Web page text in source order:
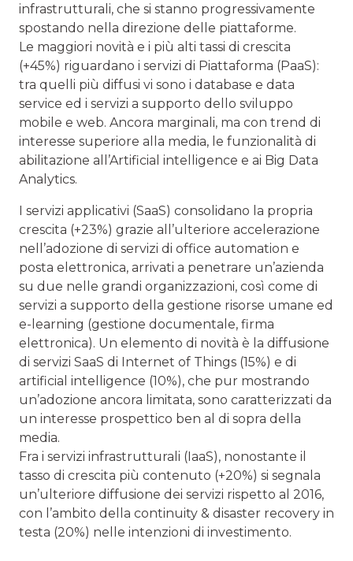
infrastrutturali, che si stanno progressivamente
spostando nella direzione delle piattaforme.
Le maggiori novità e i più alti tassi di crescita
(+45%) riguardano i servizi di Piattaforma (PaaS):
tra quelli più diffusi vi sono i database e data
service ed i servizi a supporto dello sviluppo
mobile e web. Ancora marginali, ma con trend di
interesse superiore alla media, le funzionalità di
abilitazione all’Artificial intelligence e ai Big Data
Analytics.
I servizi applicativi (SaaS) consolidano la propria
crescita (+23%) grazie all’ulteriore accelerazione
nell’adozione di servizi di office automation e
posta elettronica, arrivati a penetrare un’azienda
su due nelle grandi organizzazioni, così come di
servizi a supporto della gestione risorse umane ed
e-learning (gestione documentale, firma
elettronica). Un elemento di novità è la diffusione
di servizi SaaS di Internet of Things (15%) e di
artificial intelligence (10%), che pur mostrando
un’adozione ancora limitata, sono caratterizzati da
un interesse prospettico ben al di sopra della
media.
Fra i servizi infrastrutturali (IaaS), nonostante il
tasso di crescita più contenuto (+20%) si segnala
un’ulteriore diffusione dei servizi rispetto al 2016,
con l’ambito della continuity & disaster recovery in
testa (20%) nelle intenzioni di investimento.